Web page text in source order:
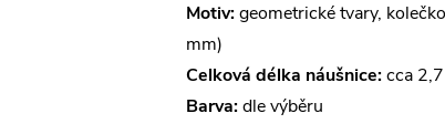
Motiv:geometrické tvary,
mm)
Celková délka náušnice:cca
Barva:dle výběru